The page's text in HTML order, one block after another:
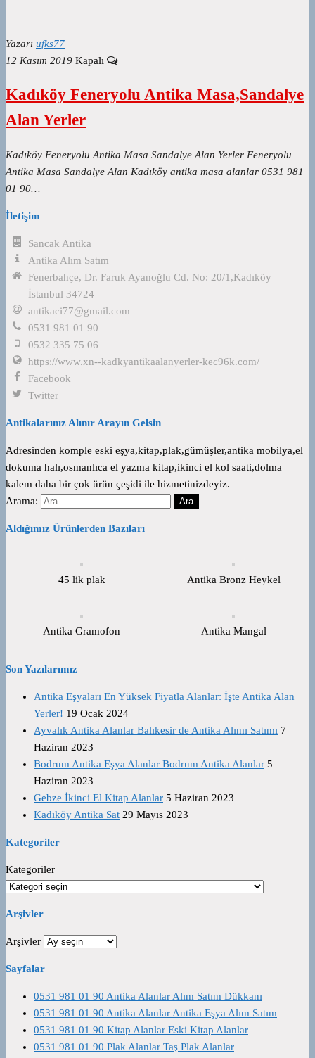
Yazarı ufks77
12 Kasım 2019 Kapalı
Kadıköy Feneryolu Antika Masa,Sandalye
Alan Yerler
Kadıköy Feneryolu Antika Masa Sandalye Alan Yerler Feneryolu
Antika Masa Sandalye Alan Kadıköy antika masa alanlar 0531 981
01 90…
İletişim
Sancak Antika
Antika Alım Satım
Fenerbahçe, Dr. Faruk Ayanoğlu Cd. No: 20/1,Kadıköy
İstanbul 34724
antikaci77@gmail.com
0531 981 01 90
0532 335 75 06
https://www.xn--kadkyantikaalanyerler-kec96k.com/
Facebook
Twitter
Antikalarınız Alınır Arayın Gelsin
Adresinden komple eski eşya,kitap,plak,gümüşler,antika mobilya,el
dokuma halı,osmanlıca el yazma kitap,ikinci el kol saati,dolma
kalem daha bir çok ürün çeşidi ile hizmetinizdeyiz.
Arama:
Aldığımız Ürünlerden Bazıları
45 lik plak Antika Bronz Heykel
Antika Gramofon Antika Mangal
Son Yazılarımız
Antika Eşyaları En Yüksek Fiyatla Alanlar: İşte Antika Alan
Yerler! 19 Ocak 2024
Ayvalık Antika Alanlar Balıkesir de Antika Alımı Satımı 7
Haziran 2023
Bodrum Antika Eşya Alanlar Bodrum Antika Alanlar 5
Haziran 2023
Gebze İkinci El Kitap Alanlar 5 Haziran 2023
Kadıköy Antika Sat 29 Mayıs 2023
Kategoriler
Kategoriler
Arşivler
Arşivler
Sayfalar
0531 981 01 90 Antika Alanlar Alım Satım Dükkanı
0531 981 01 90 Antika Alanlar Antika Eşya Alım Satım
0531 981 01 90 Kitap Alanlar Eski Kitap Alanlar
0531 981 01 90 Plak Alanlar Taş Plak Alanlar